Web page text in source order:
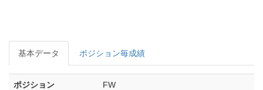
基本データ ポジション毎成績
ポジション FW